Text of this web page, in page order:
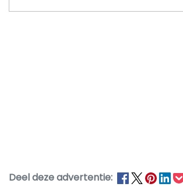
Deel deze advertentie: